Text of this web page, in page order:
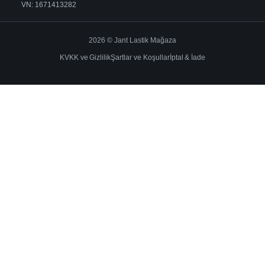
VN: 1671413282
2026 © Jant Lastik Mağaza
KVKK ve GizlilikŞartlar ve Koşullarİptal & İade